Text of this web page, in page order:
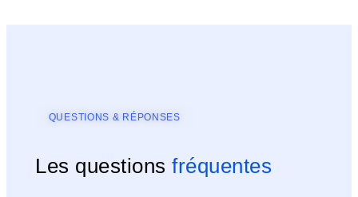
QUESTIONS & RÉPONSES
Les questions fréquentes